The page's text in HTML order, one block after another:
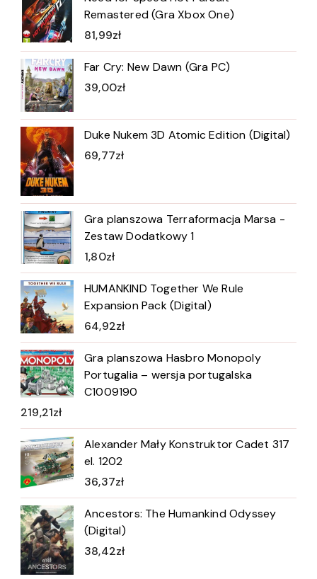
Remastered (Gra Xbox One)
81,99zł
Far Cry: New Dawn (Gra PC)
39,00zł
Duke Nukem 3D Atomic Edition (Digital)
69,77zł
Gra planszowa Terraformacja Marsa -
Zestaw Dodatkowy 1
1,80zł
HUMANKIND Together We Rule
Expansion Pack (Digital)
64,92zł
Gra planszowa Hasbro Monopoly
Portugalia – wersja portugalska
C1009190
219,21zł
Alexander Mały Konstruktor Cadet 317
el. 1202
36,37zł
Ancestors: The Humankind Odyssey
(Digital)
38,42zł